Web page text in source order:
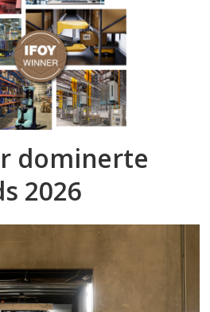
dominerte
2026